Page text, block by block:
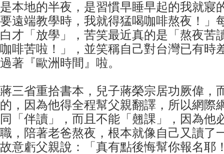
是本地的半夜，是習慣早睡早起的我就寢
要遠端教學時，我就得猛喝咖啡熬夜！」
白才「放學」，苦笑最近真的是「熬夜苦
咖啡苦啦！」，並笑稱自己對台灣已有時
過著『歐洲時間』啦。
蔣三省重拾書本，兒子蔣榮宗居功厥偉，
的，因為他得全程幫父親翻譯，所以網際
同「伴讀」，而且不能「翹課」，因為他
職，陪著老爸熬夜，根本就像自己又讀了
故意虧父親說：「真有點後悔幫你報名耶